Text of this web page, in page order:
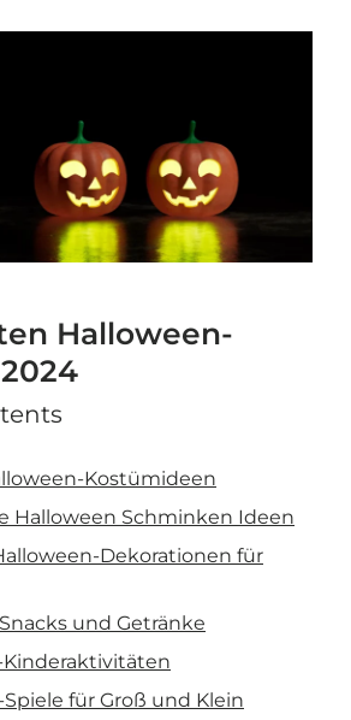
Halloween-
Kostümideen
Halloween Schminken Ideen
Dekorationen für
und Getränke
Kinderaktivitäten
für Groß und Klein